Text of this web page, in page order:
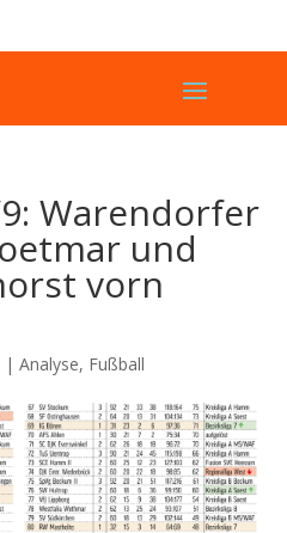
Warendorfer
und
vorn
|Analyse, Fußball